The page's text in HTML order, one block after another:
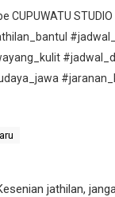
CUPUWATU
jathilan,